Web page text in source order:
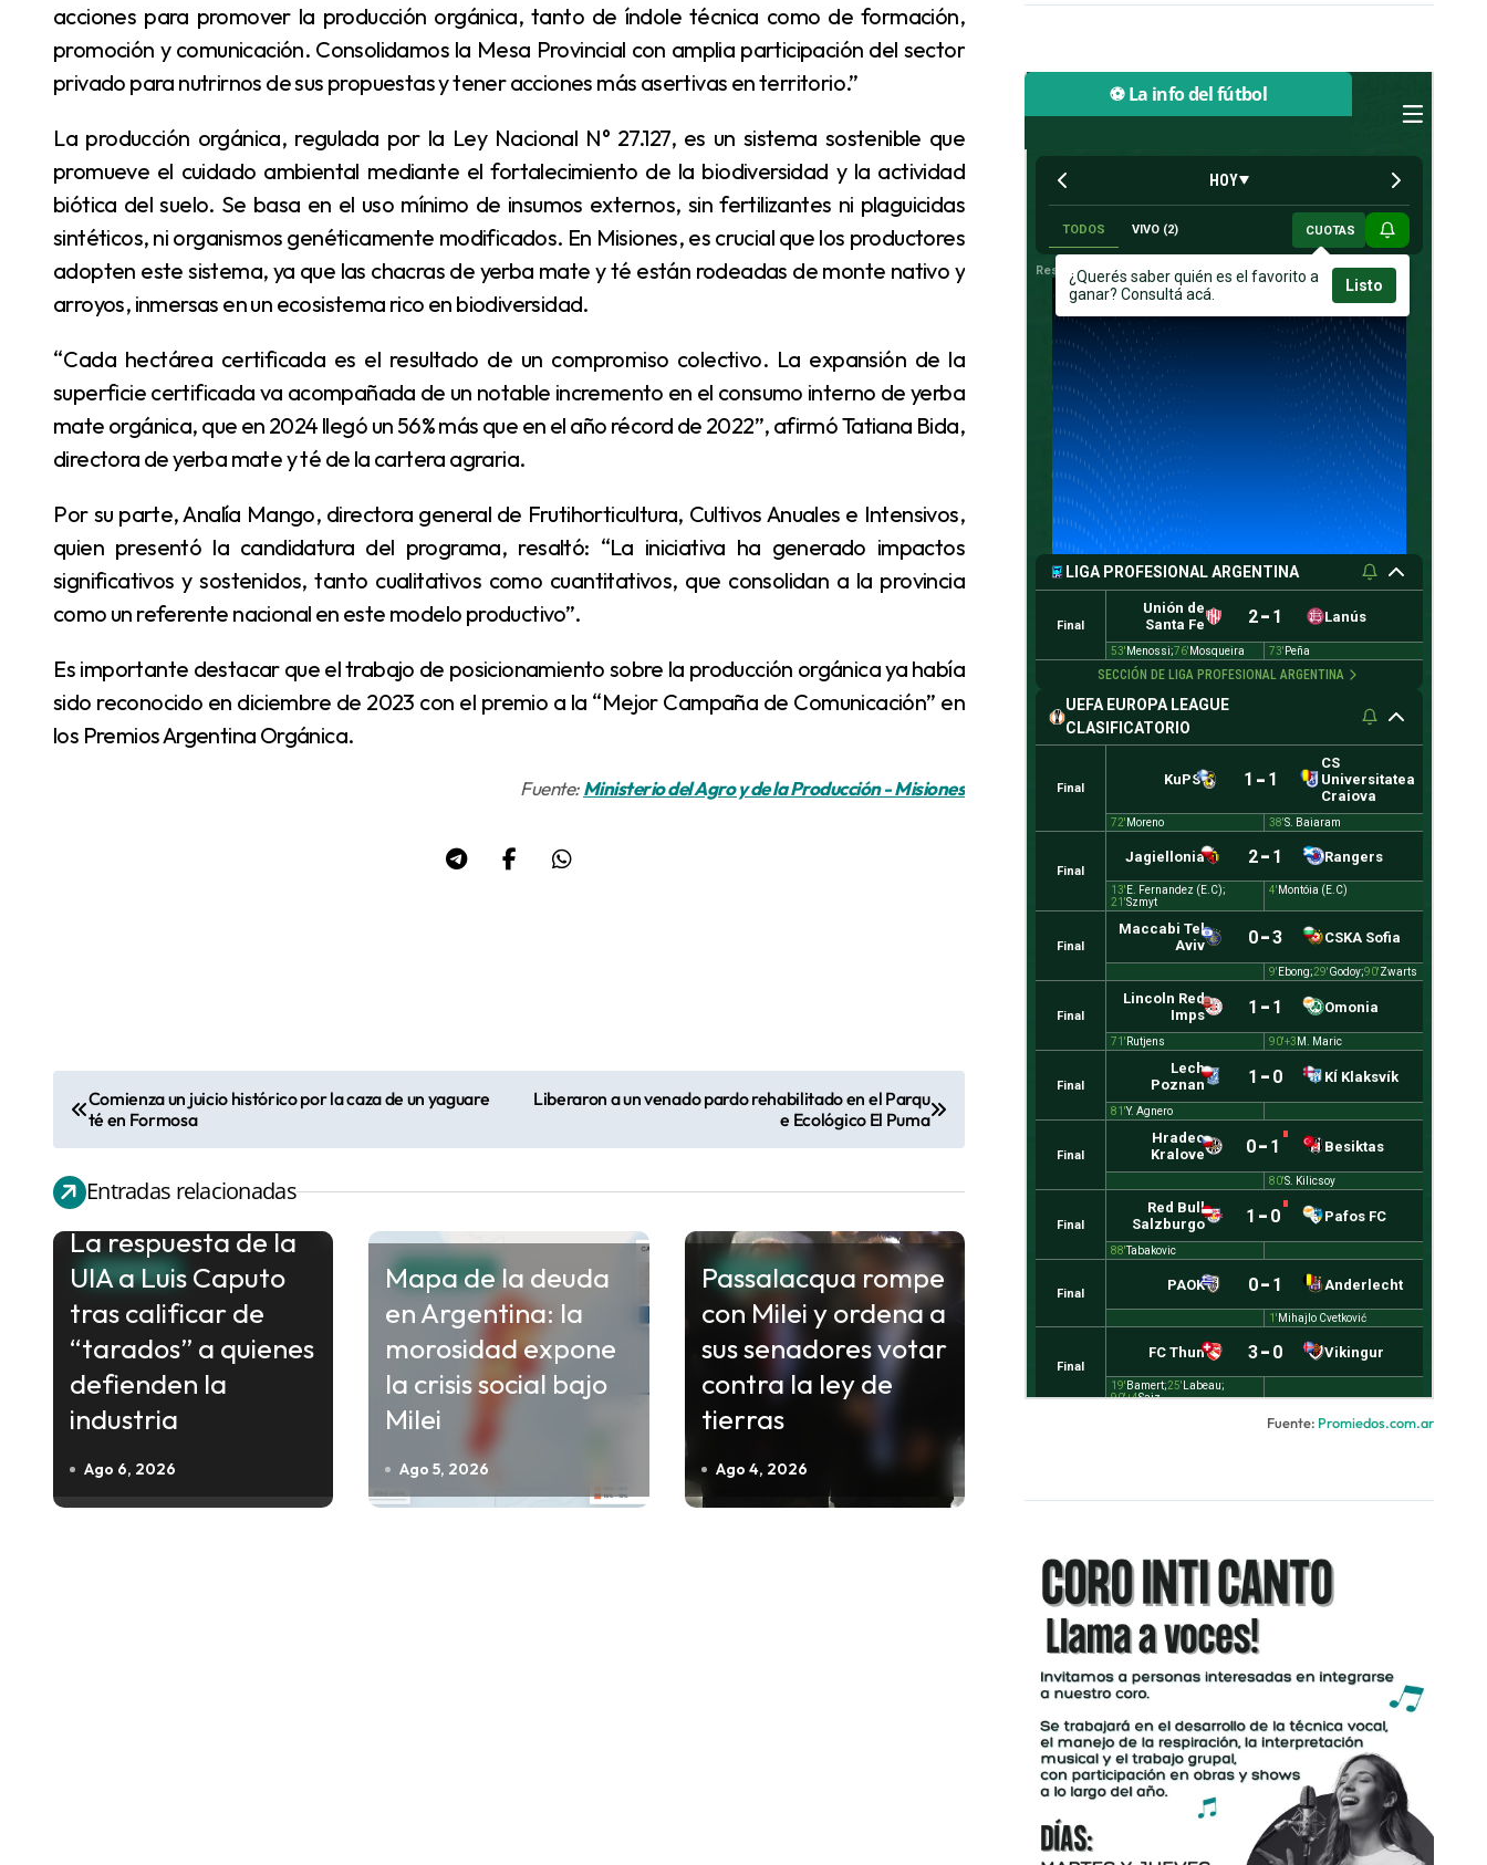
acciones para promover la producción orgánica, tanto de índole técnica como de formación,
promoción y comunicación. Consolidamos la Mesa Provincial con amplia participación del sector
privado para nutrirnos de sus propuestas y tener acciones más asertivas en territorio.”
La producción orgánica, regulada por la Ley Nacional N° 27.127, es un sistema sostenible que
promueve el cuidado ambiental mediante el fortalecimiento de la biodiversidad y la actividad
biótica del suelo. Se basa en el uso mínimo de insumos externos, sin fertilizantes ni plaguicidas
sintéticos, ni organismos genéticamente modificados. En Misiones, es crucial que los productores
adopten este sistema, ya que las chacras de yerba mate y té están rodeadas de monte nativo y
arroyos, inmersas en un ecosistema rico en biodiversidad.
“Cada hectárea certificada es el resultado de un compromiso colectivo. La expansión de la
superficie certificada va acompañada de un notable incremento en el consumo interno de yerba
mate orgánica, que en 2024 llegó un 56% más que en el año récord de 2022”, afirmó Tatiana Bida,
directora de yerba mate y té de la cartera agraria.
Por su parte, Analía Mango, directora general de Frutihorticultura, Cultivos Anuales e Intensivos,
quien presentó la candidatura del programa, resaltó: “La iniciativa ha generado impactos
significativos y sostenidos, tanto cualitativos como cuantitativos, que consolidan a la provincia
como un referente nacional en este modelo productivo”.
Es importante destacar que el trabajo de posicionamiento sobre la producción orgánica ya había
sido reconocido en diciembre de 2023 con el premio a la “Mejor Campaña de Comunicación” en
los Premios Argentina Orgánica.
Fuente:Ministerio del Agro y de la Producción - Misiones
a
v
e
g
e
Comienza un juicio histórico por la caza de un yaguare
té en Formosa
Liberaron a un venado pardo rehabilitado en el Parqu
e Ecológico El Puma
Entradas relacionadas
ECONOMIA
La respuesta de la
UIA a Luis Caputo
tras calificar de
“tarados” a quienes
defienden la
industria
Ago 6, 2026
ECONOMIA
Mapa de la deuda
en Argentina: la
morosidad expone
la crisis social bajo
Milei
Ago 5, 2026
MISIONES
Passalacqua rompe
con Milei y ordena a
sus senadores votar
contra la ley de
tierras
Ago 4, 2026
⚽ La info del fútbol
Fuente: Promiedos.com.ar